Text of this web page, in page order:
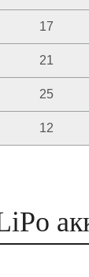
17
21
25
12